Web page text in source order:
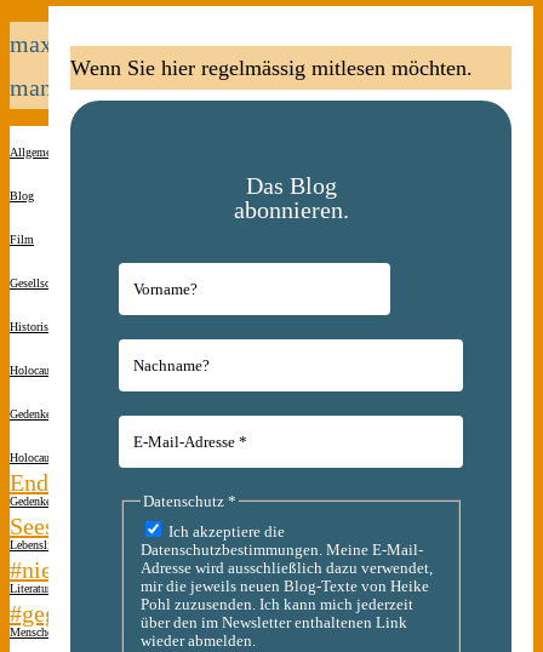
max
mannheimer
Allgemein
Blog
Film
Gesellschaft
Historisches
Holocaust-
Gedenken
Holocaust-
Gedenken
Lebenslinien
Literatur
Menschen(s)kinder
Endstation
Seeshaupt
#niewieder
#gegendasvergessen
Wenn Sie hier regelmässig mitlesen möchten.
Das Blog
abonnieren.
Datenschutz *
Ich akzeptiere die
Datenschutzbestimmungen. Meine E-Mail-
Adresse wird ausschließlich dazu verwendet,
mir die jeweils neuen Blog-Texte von Heike
Pohl zuzusenden. Ich kann mich jederzeit
über den im Newsletter enthaltenen Link
wieder abmelden.